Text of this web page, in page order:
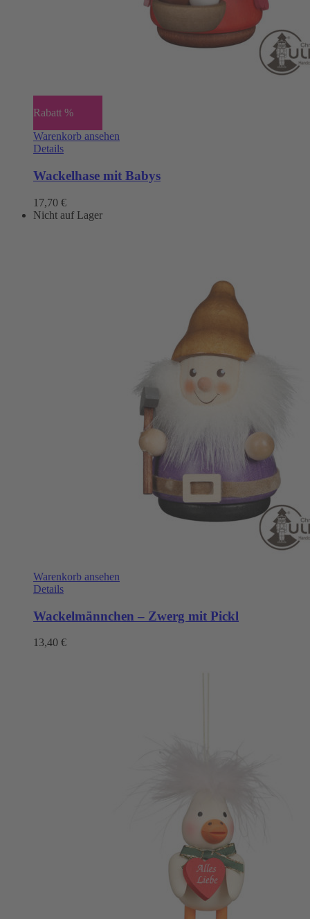
Rabatt %
Warenkorb ansehen
Details
Wackelhase mit Babys
17,70 €
Nicht auf Lager
Warenkorb ansehen
Details
Wackelmännchen – Zwerg mit Pickl
13,40 €